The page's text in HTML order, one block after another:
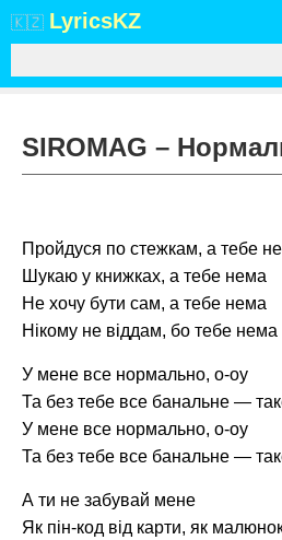
🇰🇿 LyricsKZ
SIROMAG –
Пройдуся по стежкам, а тебе
Шукаю у книжках, а тебе нема
Не хочу бути сам, а тебе нема
Нікому не віддам, бо тебе нема
У мене все нормально, о-оу
Та без тебе все банальне —
У мене все нормально, о-оу
Та без тебе все банальне —
А ти не забувай мене
Як пін-код від карти, як